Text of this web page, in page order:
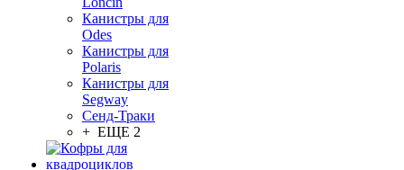
Канистры для
Odes
Канистры для
Polaris
Канистры для
Segway
Сенд-Траки
+ ЕЩЕ 2